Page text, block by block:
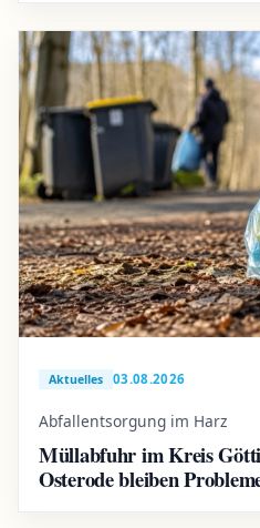
Aktuelles 03.08.2026
Abfallentsorgung im Harz
Müllabfuhr im Kreis
Osterode bleiben